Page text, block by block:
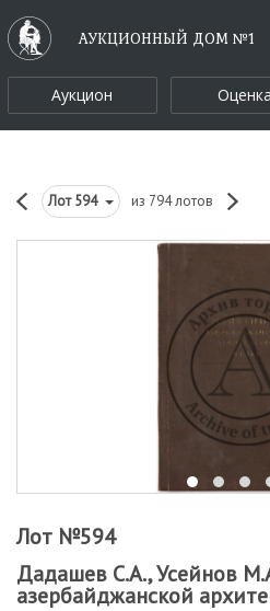
АУКЦИОННЫЙ ДОМ №1
Аукцион Оценка
Лот594 из 794 лотов
Лот №594
Дадашев С.А., Усейнов
азербайджанской